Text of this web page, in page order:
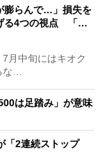
膨らんで…」損失を
る4つの視点 「…
月中旬にはキオク
な…
は足踏み」が意味
「2連続ストップ